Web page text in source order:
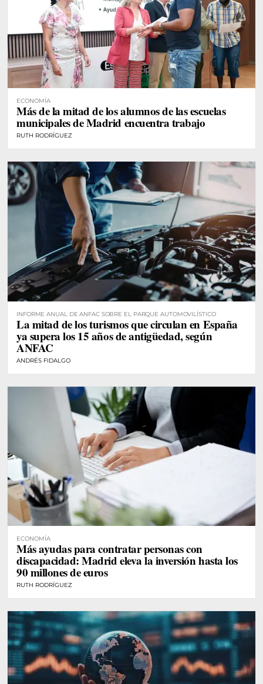
ECONOMÍA
Más de la mitad de los alumnos de las escuelas
municipales de Madrid encuentra trabajo
RUTH RODRÍGUEZ
INFORME ANUAL DE ANFAC SOBRE EL PARQUE AUTOMOVILÍSTICO
La mitad de los turismos que circulan en España
ya supera los 15 años de antigüedad, según
ANFAC
ANDRÉS FIDALGO
ECONOMÍA
Más ayudas para contratar personas con
discapacidad: Madrid eleva la inversión hasta los
90 millones de euros
RUTH RODRÍGUEZ